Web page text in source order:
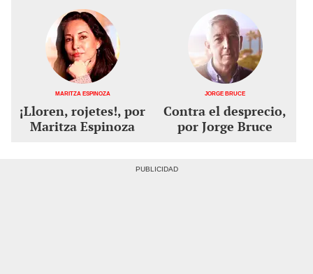
Maritza Espinoza
¡Lloren, rojetes!, por
Maritza Espinoza
Jorge Bruce
Contra el desprecio,
por Jorge Bruce